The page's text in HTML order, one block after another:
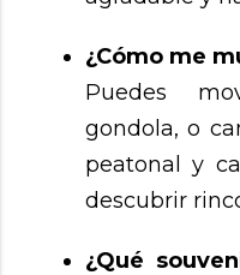
¿Cómo me
Puedes
gondola, o
peatonal y
descubrir
¿Qué